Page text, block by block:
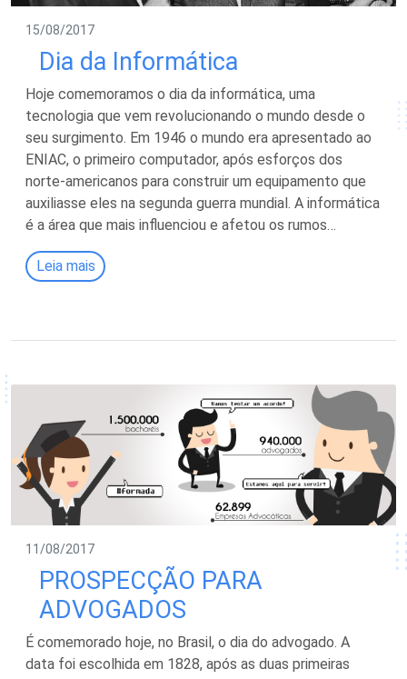
15/08/2017
Dia da Informática
Hoje comemoramos o dia da informática, uma
tecnologia que vem revolucionando o mundo desde o
seu surgimento. Em 1946 o mundo era apresentado ao
ENIAC, o primeiro computador, após esforços dos
norte-americanos para construir um equipamento que
auxiliasse eles na segunda guerra mundial. A informática
é a área que mais influenciou e afetou os rumos…
Leia mais
11/08/2017
PROSPECÇÃO PARA
ADVOGADOS
É comemorado hoje, no Brasil, o dia do advogado. A
data foi escolhida em 1828, após as duas primeiras